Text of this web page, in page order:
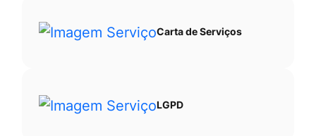
Carta de Serviços
LGPD